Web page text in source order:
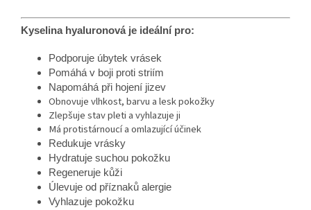
Kyselina hyaluronová je ideální pro:
Podporuje úbytek vrásek
Pomáhá v boji proti striím
Napomáhá při hojení jizev
Obnovuje vlhkost, barvu a lesk pokožky
Zlepšuje stav pleti a vyhlazuje ji
Má protistárnoucí a omlazující účinek
Redukuje vrásky
Hydratuje suchou pokožku
Regeneruje kůži
Úlevuje od příznaků alergie
Vyhlazuje pokožku